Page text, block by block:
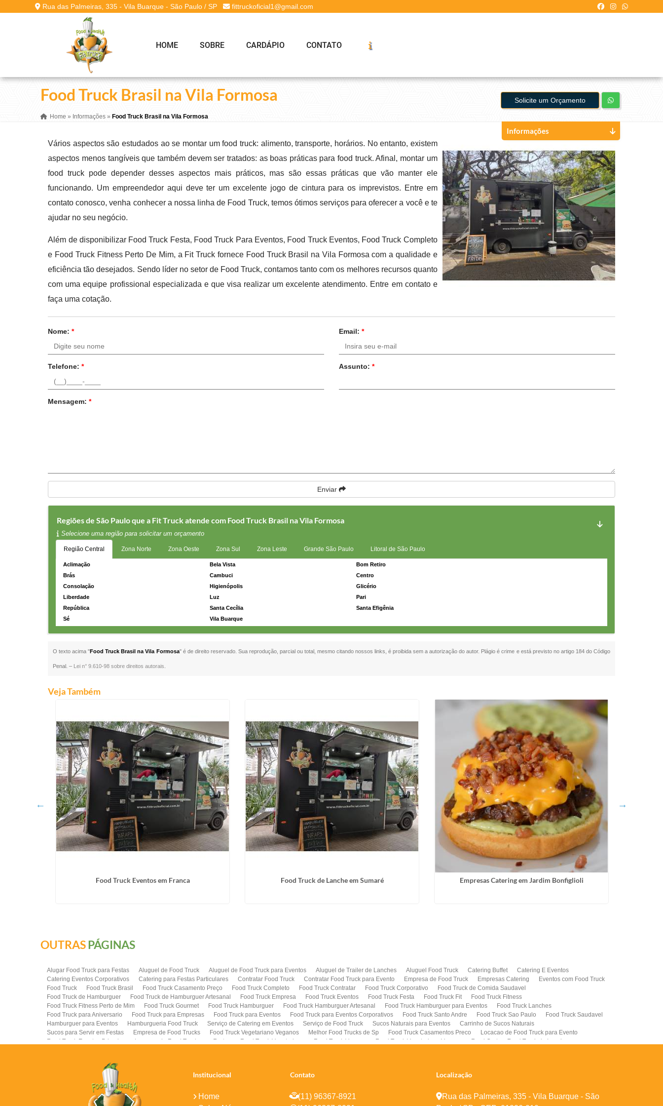
Rua das Palmeiras, 335 - Vila Buarque - São Paulo / SP fittruckoficial1@gmail.com
HOME SOBRE CARDÁPIO CONTATO
Food Truck Brasil na Vila Formosa
Home » Informações » Food Truck Brasil na Vila Formosa
Solicite um Orçamento
Vários aspectos são estudados ao se montar um food truck: alimento, transporte, horários. No entanto, existem
aspectos menos tangíveis que também devem ser tratados: as boas práticas para food truck. Afinal, montar um
food truck pode depender desses aspectos mais práticos, mas são essas práticas que vão manter ele
funcionando. Um empreendedor aqui deve ter um excelente jogo de cintura para os imprevistos. Entre em
contato conosco, venha conhecer a nossa linha de Food Truck, temos ótimos serviços para oferecer a você e te
ajudar no seu negócio.
Além de disponibilizar Food Truck Festa, Food Truck Para Eventos, Food Truck Eventos, Food Truck Completo
e Food Truck Fitness Perto De Mim, a Fit Truck fornece Food Truck Brasil na Vila Formosa com a qualidade e
eficiência tão desejados. Sendo líder no setor de Food Truck, contamos tanto com os melhores recursos quanto
com uma equipe profissional especializada e que visa realizar um excelente atendimento. Entre em contato e
faça uma cotação.
Nome:* Email: *
Telefone:* Assunto: *
Mensagem:*
Enviar
Regiões de São Paulo que a Fit Truck atende com Food Truck Brasil na Vila Formosa
Selecione uma região para solicitar um orçamento
Região Central Zona Norte Zona Oeste Zona Sul Zona Leste Grande São Paulo Litoral de São Paulo
Aclimação Bela Vista
Bom Retiro
Brás
Cambuci
Centro
Consolação
Higienópolis
Glicério
Liberdade
Luz
Pari
República
Santa Cecília
Santa Efigênia
Sé
Vila Buarque
O texto acima "Food Truck Brasil na Vila Formosa" é de direito reservado. Sua reprodução, parcial ou total, mesmo citando nossos links, é proibida sem a autorização do autor. Plágio é crime e está previsto no artigo 184 do Código
Penal. – Lei n° 9.610-98 sobre direitos autorais
Informações
Veja Também
Food Truck Eventos em Franca Food Truck de Lanche em Sumaré Empresas Catering em Jardim Bonfiglioli
OUTRASPÁGINAS
Alugar Food Truck para Festas Aluguel de Food Truck Aluguel de Food Truck para Eventos Aluguel de Trailer de Lanches Aluguel Food Truck Catering Buffet
Catering E Eventos
Catering Eventos Corporativos
Catering para Festas Particulares Contratar Food Truck Contratar Food Truck para Evento Empresa de Food Truck Empresas Catering
Eventos com Food Truck
Food Truck
Food Truck Brasil Food Truck Casamento Preço Food Truck Completo Food Truck Contratar Food Truck Corporativo
Food Truck de Comida Saudavel
Food Truck de Hamburguer
Food Truck de Hamburguer Artesanal Food Truck Empresa Food Truck Eventos Food Truck Festa Food Truck Fit
Food Truck Fitness
Food Truck Fitness Perto de Mim
Food Truck Gourmet Food Truck Hamburguer Food Truck Hamburguer Artesanal Food Truck Hamburguer para Eventos
Food Truck Lanches
Food Truck para Aniversario
Food Truck para Empresas Food Truck para Eventos Food Truck para Eventos Corporativos Food Truck Santo Andre Food Truck Sao Paulo
Food Truck Saudavel
Hamburguer para Eventos
Hamburgueria Food Truck Serviço de Catering em Eventos Serviço de Food Truck Sucos Naturais para Eventos
Carrinho de Sucos Naturais
Sucos para Servir em Festas
Empresa de Food Trucks Food Truck Vegetariano Veganos Melhor Food Trucks de Sp Food Truck Casamentos Preco
Locacao de Food Truck para Evento
Food Truck Eventos Privados
Locacao de Food Truck para Festas Food Truck Vegetariano Food Truck Vegano Food Truck Vegetariano Vegano Food Cart
Food Truck de Lanche
Institucional
Home
Contato
(11) 96367-8921
Localização
Rua das Palmeiras, 335 - Vila Buarque - São